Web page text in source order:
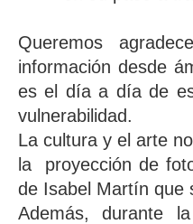
Queremos
información desde
es el día a día de
vulnerabilidad.
La cultura y el arte
la proyección de
de Isabel Martín que
Además, durante